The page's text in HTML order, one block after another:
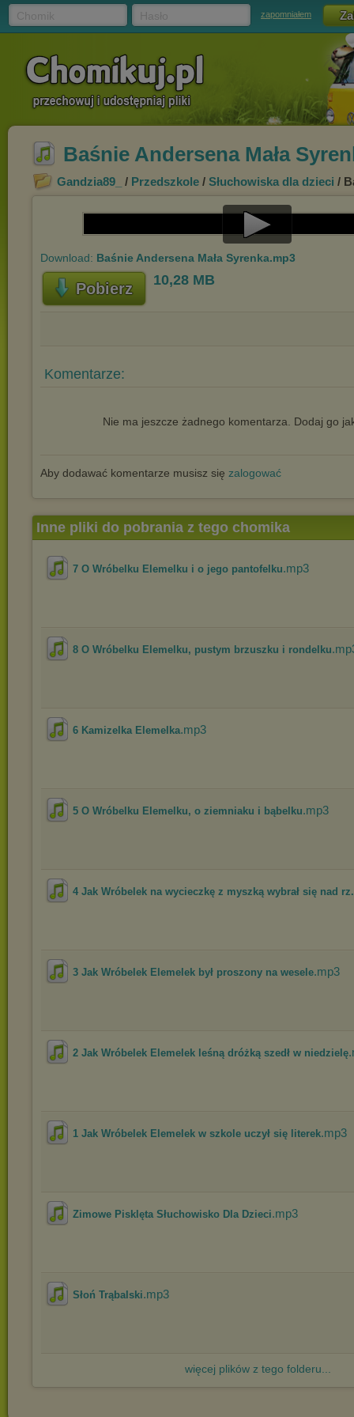
zapomniałem
Baśnie Andersena Mała
Gandzia89_ / Przedszkole / Słuchowiska dla dzieci /
Play
Download: Baśnie Andersena Mała Syrenka.mp3
Pobierz 10,28 MB
Komentarze:
Nie ma jeszcze żadnego komentarza. Dodaj go
Aby dodawać komentarze musisz się zalogować
Inne pliki do pobrania z tego chomika
7 O Wróbelku Elemelku i o jego pantofelku.mp3
8 O Wróbelku Elemelku, pustym brzuszku i rondelku
6 Kamizelka Elemelka.mp3
5 O Wróbelku Elemelku, o ziemniaku i bąbelku.mp3
4 Jak Wróbelek na wycieczkę z myszką wybrał się nad
3 Jak Wróbelek Elemelek był proszony na wesele.mp3
2 Jak Wróbelek Elemelek leśną dróżką szedł w niedzielę
1 Jak Wróbelek Elemelek w szkole uczył się literek.mp3
Zimowe Pisklęta Słuchowisko Dla Dzieci.mp3
Słoń Trąbalski.mp3
więcej plików z tego folderu...